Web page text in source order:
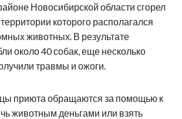
Новосибирской области сгорел
которого располагался
животных. В результате
около 40 собак, еще несколько
травмы и ожоги.
приюта обращаются за помощью к
животным деньгами или взять